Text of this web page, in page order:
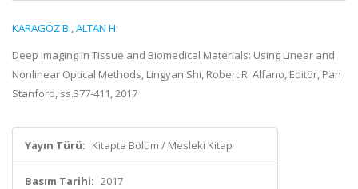
KARAGÖZ B.,ALTAN H.
Deep Imaging in Tissue and Biomedical Materials: Using Linear and
Nonlinear Optical Methods, Lingyan Shi, Robert R. Alfano, Editör, Pan
Stanford, ss.377-411, 2017
Yayın Türü: Kitapta Bölüm / Mesleki Kitap
Basım Tarihi: 2017